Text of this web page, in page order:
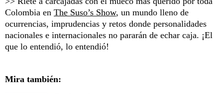
Colombia en The Suso’s Show, un mundo lleno de
ocurrencias, imprudencias y retos donde personalidades
nacionales e internacionales no pararán de echar caja. ¡El
que lo entendió, lo entendió!
Mira también: